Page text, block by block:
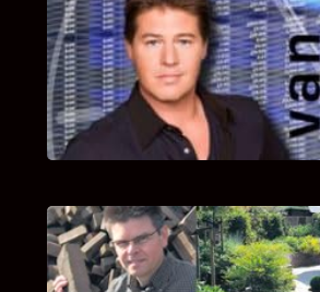
UITSTEL VAN
Bekijk hier de fragmenten van
van Bricks and Stones aan dit
INTERVIEW MET HANS
Hoe Bricks and Stones